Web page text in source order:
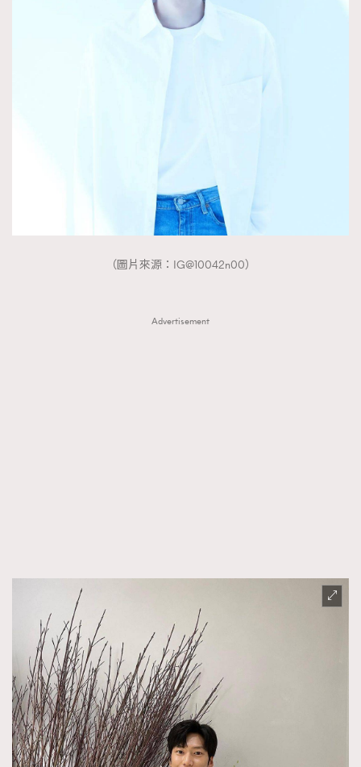
（圖片來源：IG@10042n00）
Advertisement